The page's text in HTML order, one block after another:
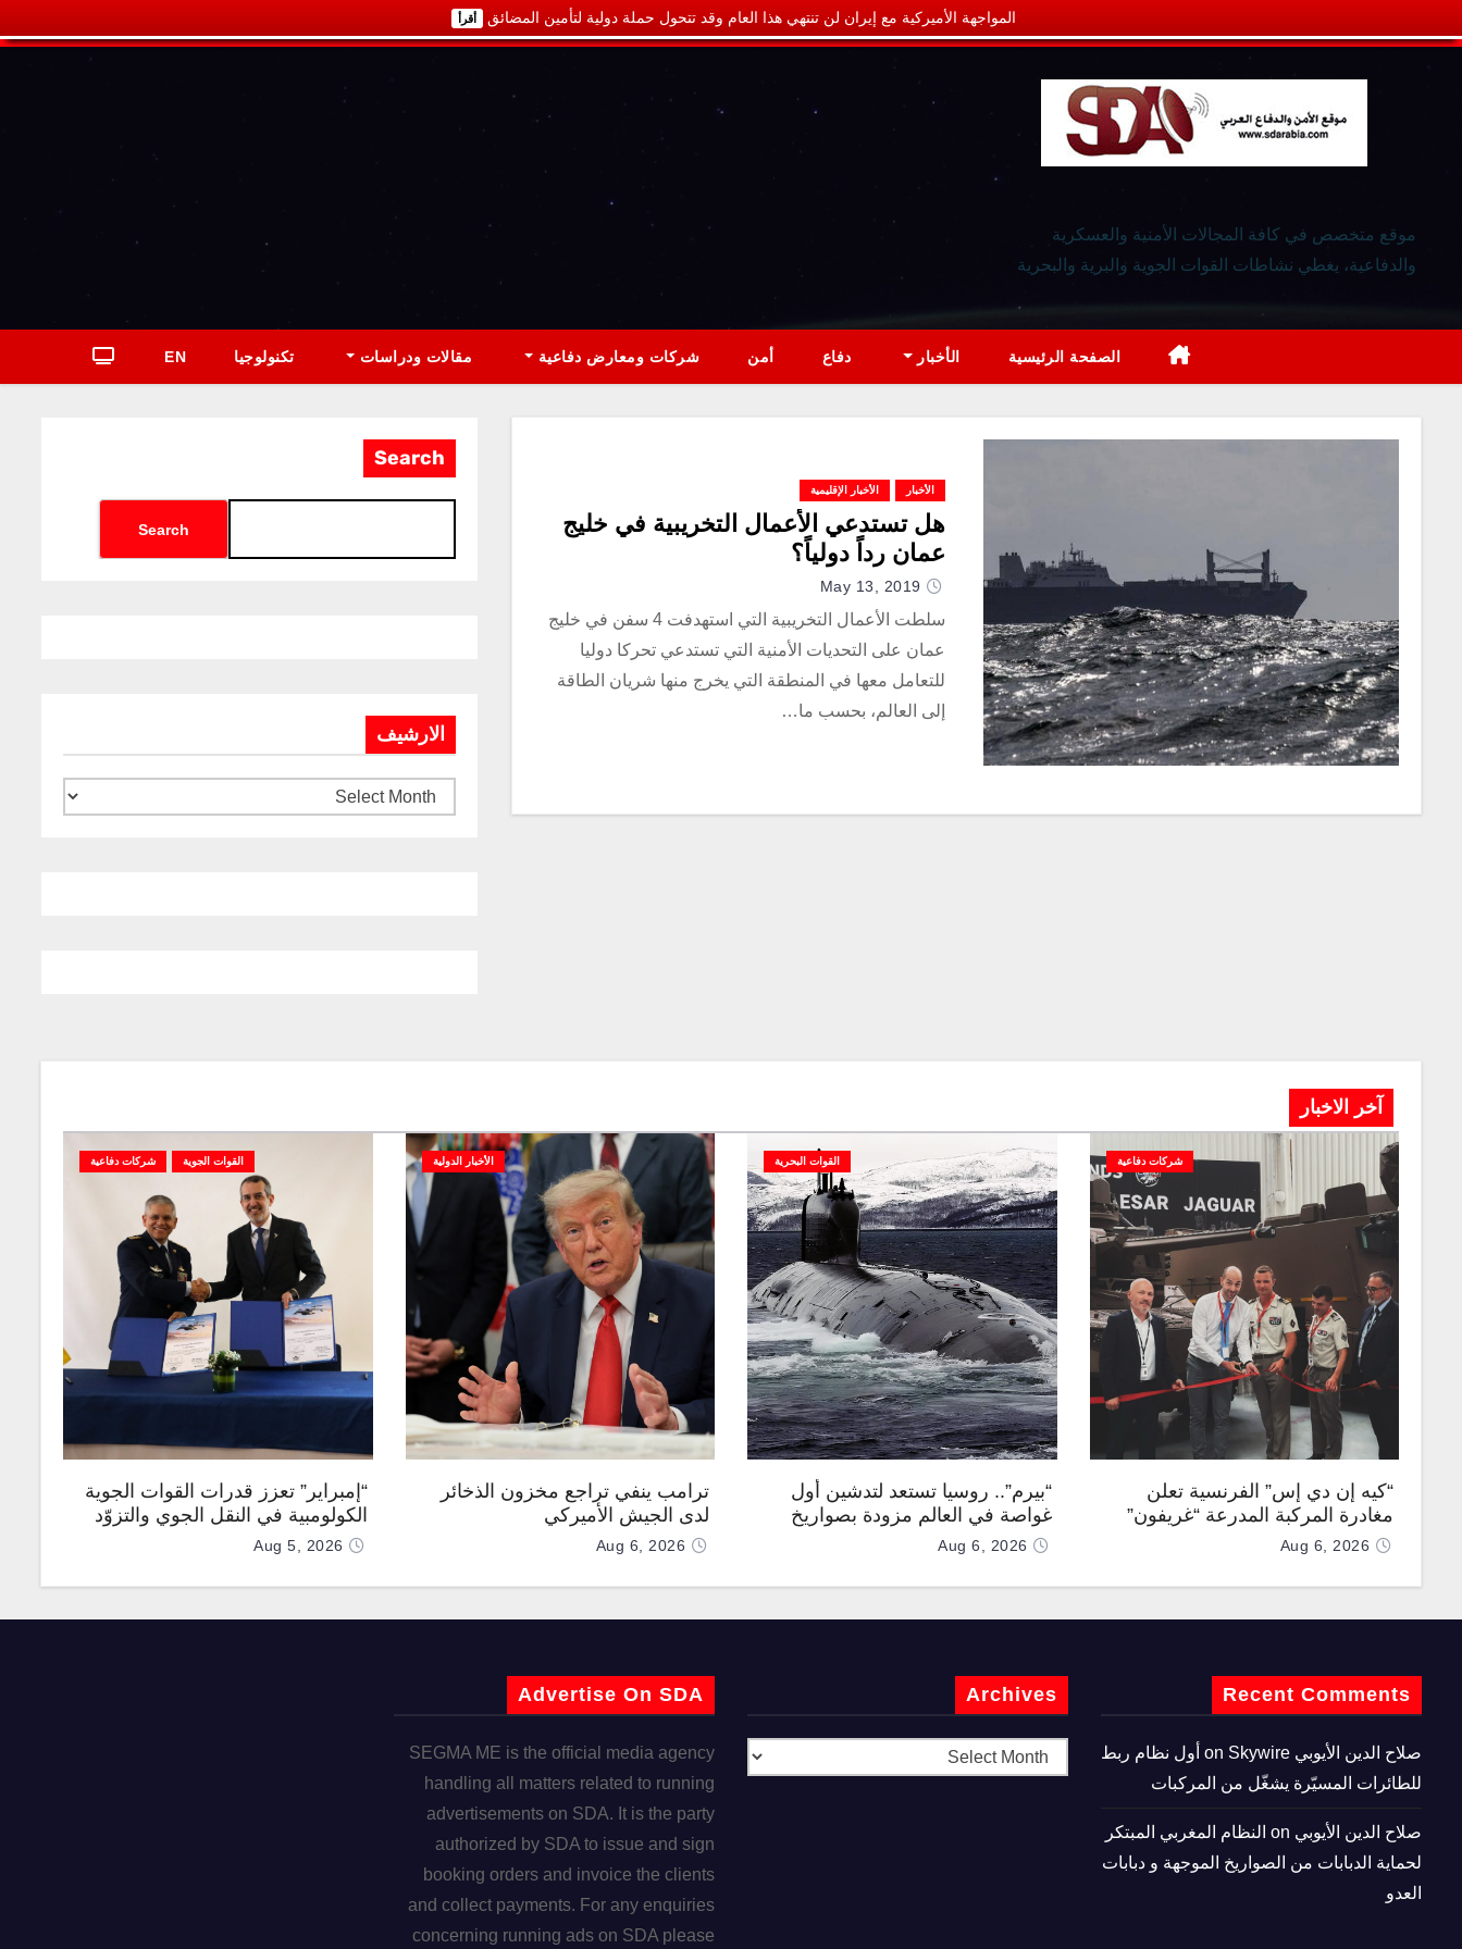
المواجهة الأميركية مع إيران لن تنتهي هذا العام وقد تتحول حملة دولية لتأمين المضائق أقرأ
موقع متخصص في كافة المجالات الأمنية والعسكرية
والدفاعية، يغطي نشاطات القوات الجوية والبرية والبحرية
الصفحة الرئيسية الأخبار دفاع أمن شركات ومعارض دفاعية مقالات ودراسات تكنولوجيا EN
الأخبار الأخبار الإقليمية
هل تستدعي الأعمال التخريبية في خليج
عمان رداً دولياً؟
May 13, 2019
سلطت الأعمال التخريبية التي استهدفت 4 سفن في خليج
عمان على التحديات الأمنية التي تستدعي تحركا دوليا
للتعامل معها في المنطقة التي يخرج منها شريان الطاقة
إلى العالم، بحسب ما…
Search
Search
الارشيف
آخر الاخبار
شركات دفاعية
“كيه إن دي إس” الفرنسية تعلن
مغادرة المركبة المدرعة “غريفون”
رقم 1000 لخط الإنتاجAug 6, 2026
القوات البحرية
“بيرم”.. روسيا تستعد لتدشين أول
غواصة في العالم مزودة بصواريخ
كروز فرط صوتية
Aug 6, 2026
الأخبار الدولية
ترامب ينفي تراجع مخزون الذخائر
لدى الجيش الأميركي
Aug 6, 2026
القوات الجوية شركات دفاعية
“إمبراير” تعزز قدرات القوات الجوية
الكولومبية في النقل الجوي والتزوّد
بالوقود جوًا من خلال تزويدها بطائرتي
Aug 5, 2026
Recent Comments
صلاح الدين الأيوبي
Skywire أول نظام ربط
للطائرات المسيّرة يشغّل من المركبات
صلاح الدين الأيوبي
النظام المغربي المبتكر
لحماية الدبابات من الصواريخ الموجهة و دبابات
العدو
Archives
Advertise On SDA
SEGMA ME is the official media agency
handling all matters related to running
advertisements on SDA. It is the party
authorized by SDA to issue and sign
booking orders and invoice the clients
and collect payments. For any enquiries
concerning running ads on SDA please